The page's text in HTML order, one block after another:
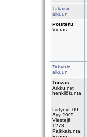
Takaisin
alkuun
Poistettu
Vieras
Takaisin
alkuun
Tonzas
Arkku.net
henkilökunta
Liittynyt: 09
Syy 2005
Viestejä:
1278
Paikkakunta: